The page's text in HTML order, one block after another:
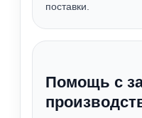
поставки.
Помощь с